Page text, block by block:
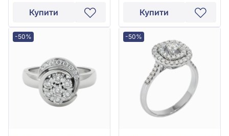
Купити Купити
-50% -50%